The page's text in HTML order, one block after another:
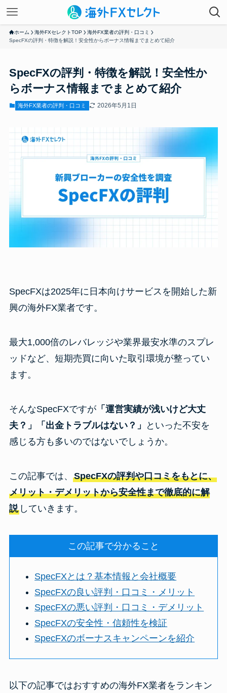
ホーム 海外FXセレクトTOP
海外FX業者の評判・口コミ
SpecFXの評判・特徴を解説！安全性からボーナス情報までまとめて紹介
SpecFXの評判・特徴を解説！安全性か
らボーナス情報までまとめて紹介
海外FX業者の評判・口コミ 2026年5月1日
SpecFXは2025年に日本向けサービスを開始した新
興の海外FX業者です。
最大1,000倍のレバレッジや業界最安水準のスプレ
ッドなど、短期売買に向いた取引環境が整ってい
ます。
そんなSpecFXですが「運営実績が浅いけど大丈
夫？」「出金トラブルはない？」
といった不安を
感じる方も多いのではないでしょうか。
この記事では、 SpecFXの評判や口コミをもとに、
メリット・デメリットから安全性まで徹底的に解
説していきます。
この記事で分かること
SpecFXとは？基本情報と会社概要
SpecFXの良い評判・口コミ・メリット
SpecFXの悪い評判・口コミ・デメリット
SpecFXの安全性・信頼性を検証
SpecFXのボーナスキャンペーンを紹介
以下の記事ではおすすめの海外FX業者をランキン